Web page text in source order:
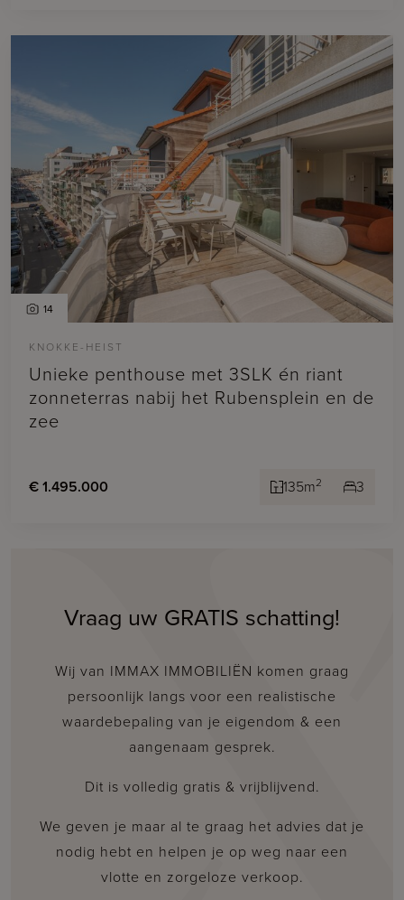
14
KNOKKE-HEIST
Unieke penthouse met 3SLK én riant
zonneterras nabij het Rubensplein en de
zee
€ 1.495.000 135m2 3
Vraag uw GRATIS schatting!
Wij van IMMAX IMMOBILIËN komen graag
persoonlijk langs voor een realistische
waardebepaling van je eigendom & een
aangenaam gesprek.
Dit is volledig gratis & vrijblijvend.
We geven je maar al te graag het advies dat je
nodig hebt en helpen je op weg naar een
vlotte en zorgeloze verkoop.